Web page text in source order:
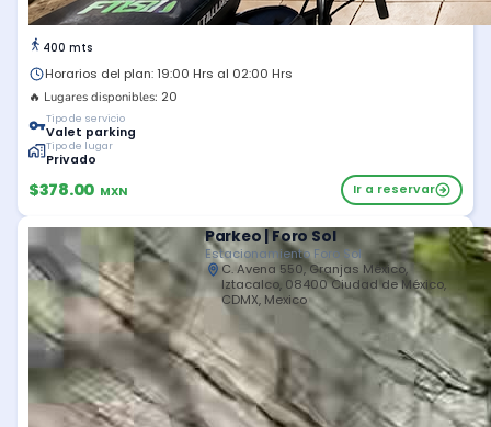
400 mts
Horarios del plan: 19:00 Hrs al 02:00 Hrs
🔥 Lugares disponibles: 20
Tipo de servicio
Valet parking
Tipo de lugar
Privado
$378.00 MXN Ir a reservar
Parkeo | Foro Sol
Estacionamiento Foro Sol
C. Avena 550, Granjas México,
Iztacalco, 08400 Ciudad de México,
CDMX, Mexico